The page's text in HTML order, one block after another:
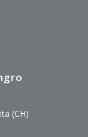
(CH)